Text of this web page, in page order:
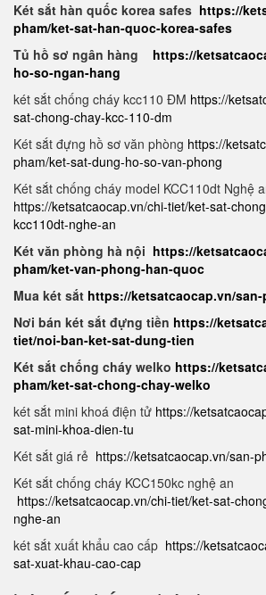
Két sắt hàn quốc korea safes https://
pham/ket-sat-han-quoc-korea-safes
Tủ hồ sơ ngân hàng https://
ho-so-ngan-hang
két sắt chống cháy kcc110 ĐM https://
sat-chong-chay-kcc-110-dm
Két sắt đựng hồ sơ văn phòng https://
pham/ket-sat-dung-ho-so-van-phong
Két sắt chống cháy model KCC110dt Nghệ
https://ketsatcaocap.vn/chi-tiet/ket-sat-
kcc110dt-nghe-an
Két văn phòng hà nội https://
pham/ket-van-phong-han-quoc
Mua két sắt https://ketsatcaocap.vn/
Nơi bán két sắt đựng tiền https://
tiet/noi-ban-ket-sat-dung-tien
Két sắt chống cháy welko https://
pham/ket-sat-chong-chay-welko
két sắt mini khoá điện tử https://
sat-mini-khoa-dien-tu
Két sắt giá rẻ https://ketsatcaocap.vn/san-
Két sắt chống cháy KCC150kc nghệ an
https://ketsatcaocap.vn/chi-tiet/ket-sat-
nghe-an
két sắt xuất khẩu cao cấp https://
sat-xuat-khau-cao-cap